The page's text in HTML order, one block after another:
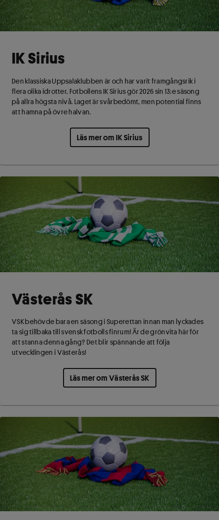
IK Sirius
Den klassiska Uppsalaklubben är och har varit framgångsrik i
flera olika idrotter. Fotbollens IK Sirius gör 2026 sin 13:e säsong
på allra högsta nivå. Laget är svårbedömt, men potential finns
att hamna på övre halvan.
Läs mer om IK Sirius
Västerås SK
VSK behövde bara en säsong i Superettan innan man lyckades
ta sig tillbaka till svensk fotbolls finrum! Är de grönvita här för
att stanna denna gång? Det blir spännande att följa
utvecklingen i Västerås!
Läs mer om Västerås SK